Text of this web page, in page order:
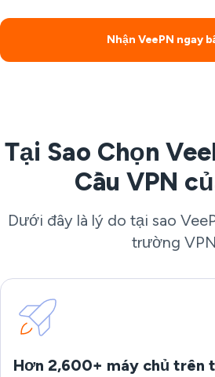
Nhận VeePN ngay
Tại Sao Chọn
Cầu VPN
Dưới đây là lý do tại sao
trường
Hơn 2,600+ máy chủ trên